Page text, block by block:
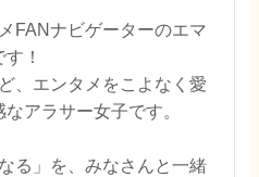
FANナビゲーターのエマ
す！
、エンタメをこよなく愛
アラサー女子です。
る」を、みなさんと一緒